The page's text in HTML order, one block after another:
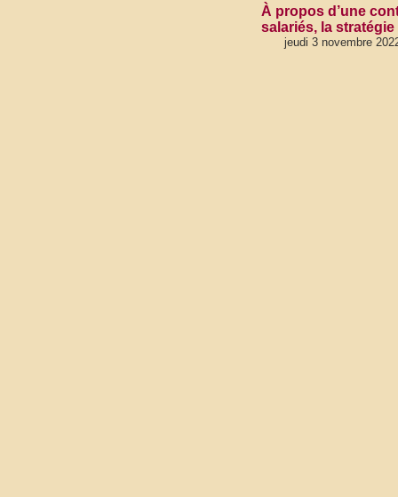
À propos d’une
salariés, la stratégie
jeudi 3 novembre